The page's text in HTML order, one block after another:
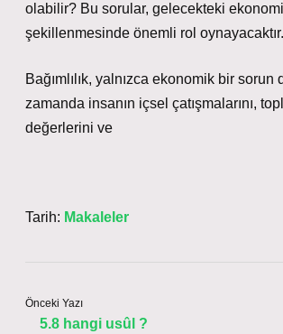
olabilir? Bu sorular, gelecekteki
şekillenmesinde önemli rol oynayacaktır.
Bağımlılık, yalnızca ekonomik bir sorun
zamanda insanın içsel çatışmalarını,
değerlerini ve
Tarih: Makaleler
Önceki Yazı
5.8 hangi usûl ?